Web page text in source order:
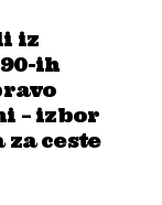
iz
ih
– izbor
ceste